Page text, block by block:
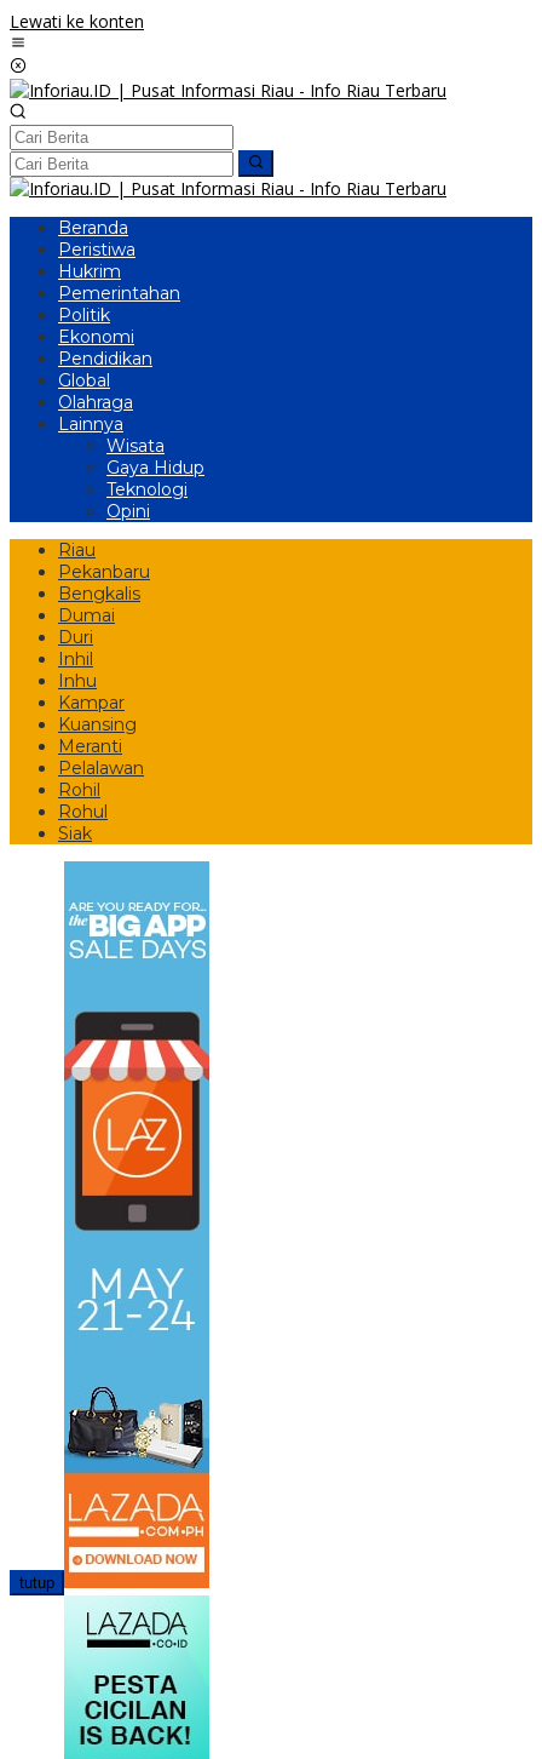
Lewati ke konten
Beranda
Peristiwa
Hukrim
Pemerintahan
Politik
Ekonomi
Pendidikan
Global
Olahraga
Lainnya
Wisata
Gaya Hidup
Teknologi
Opini
Riau
Pekanbaru
Bengkalis
Dumai
Duri
Inhil
Inhu
Kampar
Kuansing
Meranti
Pelalawan
Rohil
Rohul
Siak
tutup